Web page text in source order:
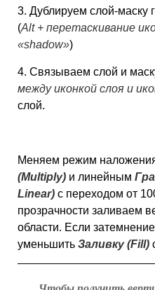
3. Дублируем слой-маску
(Alt + перетаскивание
«shadow»)
4. Связываем слой и
между иконкой слоя и
слой.
Меняем режим
(Multiply) и линейным
Linear) с переходом от
прозрачности заливаем
области. Если
уменьшить Заливку (Fill)